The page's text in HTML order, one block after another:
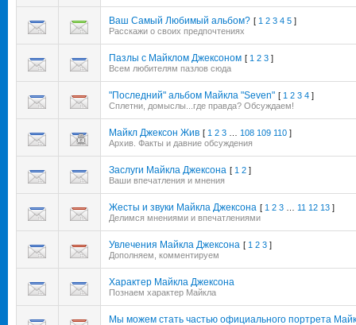
Ваш Самый Любимый альбом? [ 1 2 3 4 5 ]
Расскажи о своих предпочтениях
Пазлы с Майклом Джексоном [ 1 2 3 ]
Всем любителям пазлов сюда
"Последний" альбом Майкла "Seven" [ 1 2 3 4 ]
Сплетни, домыслы...где правда? Обсуждаем!
Майкл Джексон Жив [ 1 2 3 108 109 110 ]
Архив. Факты и давние обсуждения
Заслуги Майкла Джексона [ 1 2 ]
Ваши впечатления и мнения
Жесты и звуки Майкла Джексона [ 1 2 3 11 12 13 ]
Делимся мнениями и впечатлениями
Увлечения Майкла Джексона [ 1 2 3 ]
Дополняем, комментируем
Характер Майкла Джексона
Познаем характер Майкла
Мы можем стать частью официального портрета